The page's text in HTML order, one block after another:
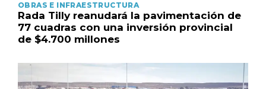
OBRAS E INFRAESTRUCTURA
Rada Tilly reanudará la pavimentación de
77 cuadras con una inversión provincial
de $4.700 millones